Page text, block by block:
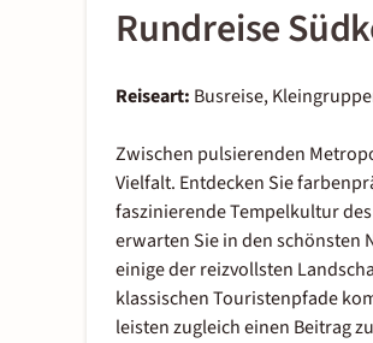
Rundreise
Reiseart: Busreise,
Zwischen pulsierenden
Vielfalt. Entdecken Sie
faszinierende Tempelkultur
erwarten Sie in den schönsten
einige der reizvollsten
klassischen Touristenpfade
leisten zugleich einen Beitrag